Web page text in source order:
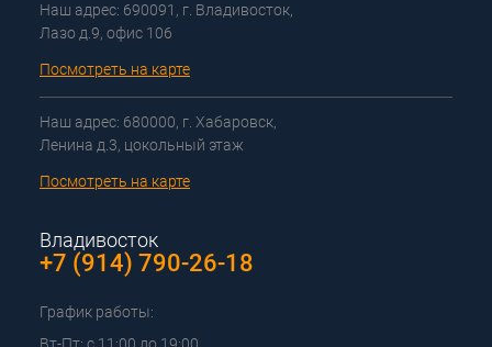
Наш адрес: 690091, г. Владивосток,
Лазо д.9, офис 106
Посмотреть на карте
Наш адрес: 680000, г. Хабаровск,
Ленина д.3, цокольный этаж
Посмотреть на карте
Владивосток
+7 (914) 790-26-18
График работы: